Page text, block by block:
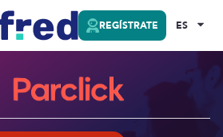
REGÍSTRATE ES